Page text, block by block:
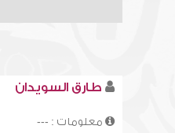
طارق السويدان
معلومات : ---